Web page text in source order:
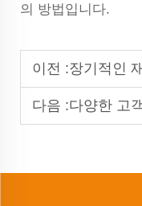
의 방법입니다.
이전 :장기적인 재료
다음 :다양한 고객 요구